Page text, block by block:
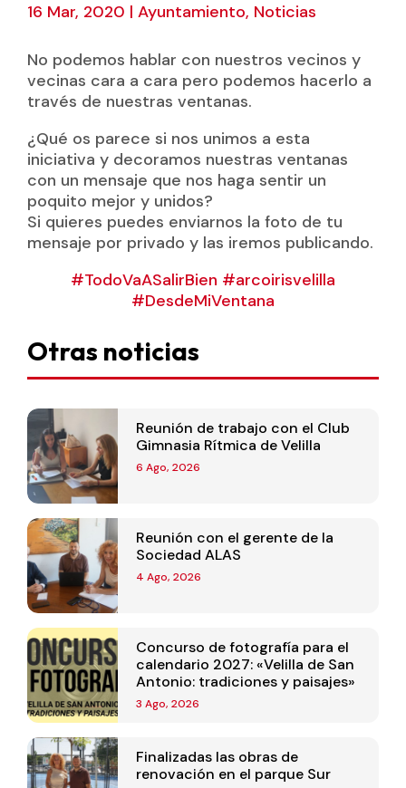
16 Mar, 2020 | Ayuntamiento, Noticias
No podemos hablar con nuestros vecinos y
vecinas cara a cara pero podemos hacerlo a
través de nuestras ventanas.
¿Qué os parece si nos unimos a esta
iniciativa y decoramos nuestras ventanas
con un mensaje que nos haga sentir un
poquito mejor y unidos?
Si quieres puedes enviarnos la foto de tu
mensaje por privado y las iremos publicando.
#TodoVaASalirBien #arcoirisvelilla
#DesdeMiVentana
Otras noticias
Reunión de trabajo con el Club
Gimnasia Rítmica de Velilla
6 Ago, 2026
Reunión con el gerente de la
Sociedad ALAS
4 Ago, 2026
Concurso de fotografía para el
calendario 2027: «Velilla de San
Antonio: tradiciones y paisajes»
3 Ago, 2026
Finalizadas las obras de
renovación en el parque Sur